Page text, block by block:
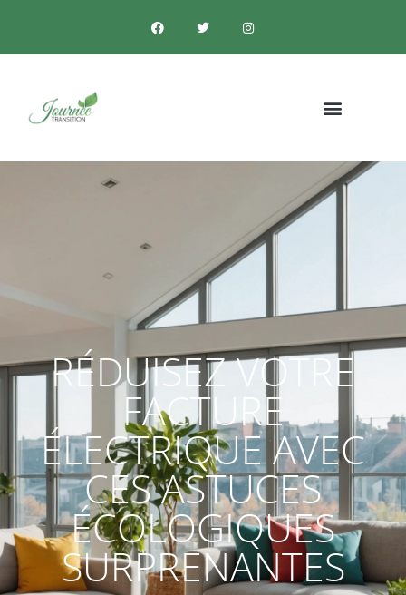
RÉDUISEZ VOTRE
FACTURE
ÉLECTRIQUE AVEC
CES ASTUCES
ÉCOLOGIQUES
SURPRENANTES